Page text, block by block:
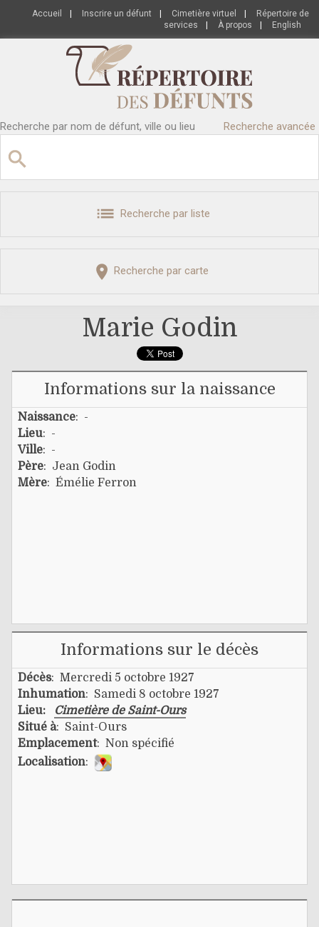
Accueil Inscrire un défunt Cimetière virtuel
Répertoire de
services
À propos English
Recherche par nom de défunt, ville ou lieu Recherche avancée
Recherche par liste
Recherche par carte
Marie Godin
Informations sur la naissance
Naissance: -
Lieu: -
Ville: -
Père: Jean Godin
Mère: Émélie Ferron
Informations sur le décès
Décès: Mercredi 5 octobre 1927
Inhumation: Samedi 8 octobre 1927
Lieu:
Cimetière de Saint-Ours
Situé à: Saint-Ours
Emplacement: Non spécifié
Localisation: